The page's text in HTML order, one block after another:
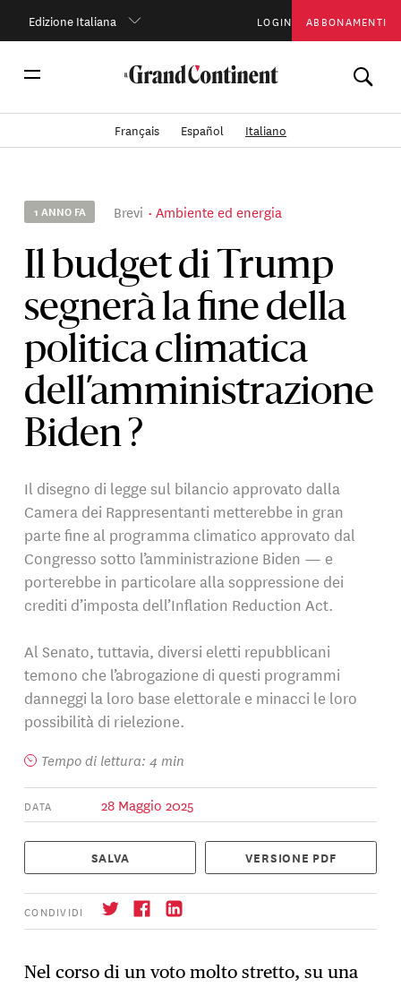
Edizione Italiana LOGIN ABBONAMENTI
Français Español Italiano
1 ANNO FA Brevi Ambiente ed energia
Il budget di Trump
segnerà la fine della
politica climatica
dell’amministrazione
Biden ?
Il disegno di legge sul bilancio approvato dalla
Camera dei Rappresentanti metterebbe in gran
parte fine al programma climatico approvato dal
Congresso sotto l’amministrazione Biden — e
porterebbe in particolare alla soppressione dei
crediti d’imposta dell’Inflation Reduction Act.
Al Senato, tuttavia, diversi eletti repubblicani
temono che l’abrogazione di questi programmi
danneggi la loro base elettorale e minacci le loro
possibilità di rielezione.
Tempo di lettura: 4 min
DATA 28 Maggio 2025
SALVA VERSIONE PDF
CONDIVIDI
Nel corso di un voto molto stretto, su una